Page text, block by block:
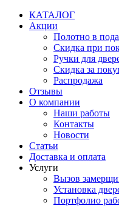
Перейти
содержимому
КАТАЛОГ
Акции
Полотно в
Скидка при
Ручки для
Скидка за
Распродажа
Отзывы
О компании
Наши работы
Контакты
Новости
Статьи
Доставка и оплата
Услуги
Вызов
Установка
Портфолио